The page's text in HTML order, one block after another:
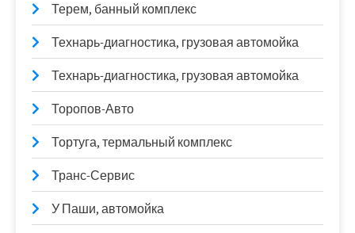
Терем, банный комплекс
Технарь-диагностика, грузовая автомойка
Технарь-диагностика, грузовая автомойка
Торопов-Авто
Тортуга, термальный комплекс
Транс-Сервис
У Паши, автомойка